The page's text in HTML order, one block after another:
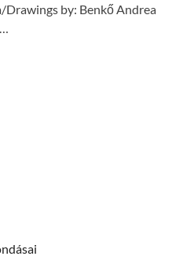
Drawings by: Benkő Andrea